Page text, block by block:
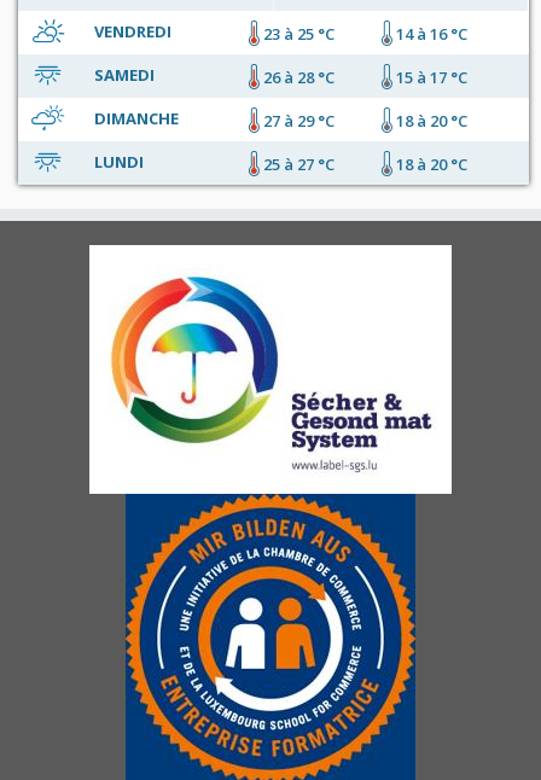
VENDREDI 23 à 25 °C
14 à 16 °C
SAMEDI
26 à 28 °C
15 à 17 °C
DIMANCHE
27 à 29 °C
18 à 20 °C
LUNDI
25 à 27 °C 18 à 20 °C